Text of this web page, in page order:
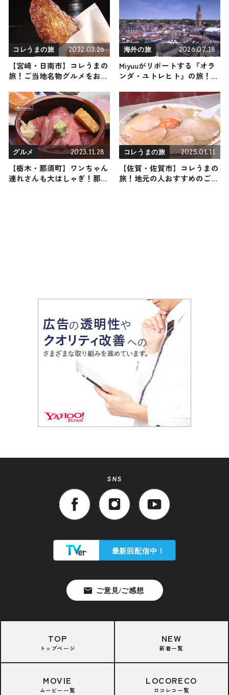
コレうまの旅 2022.03.26
【宮崎・日南市】コレうまの
旅！ご当地名物グルメをお届
海外の旅 2026.07.18
Miyuuがリポートする『オラ
ンダ・ユトレヒト』の旅！お
を紹介 2026年7月18日放送
グルメ 2023.11.28
【栃木・那須町】ワンちゃん
連れさんも大はしゃぎ！那須
コレうまの旅 2025.01.11
【佐賀・佐賀市】コレうまの
旅！地元の人おすすめのご当
SNS
TOP
トップページ
NEW
新着一覧
MOVIE
ムービー一覧
LOCORECO
ロコレコ一覧